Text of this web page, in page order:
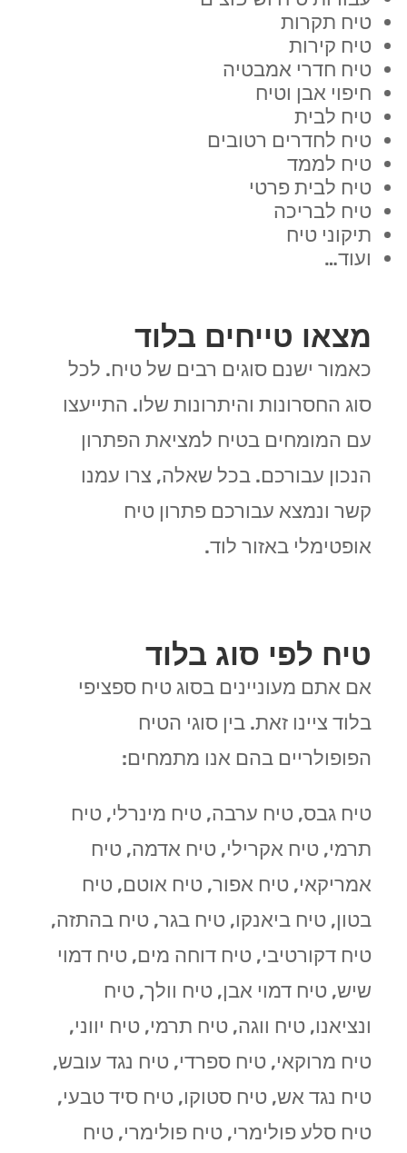
טיח תקרות
טיח קירות
טיח חדרי אמבטיה
חיפוי אבן וטיח
טיח לבית
טיח לחדרים רטובים
טיח לממד
טיח לבית פרטי
טיח לבריכה
תיקוני טיח
ועוד…
מצאו טייחים בלוד
כאמור ישנם סוגים רבים של טיח. לכל
סוג החסרונות והיתרונות שלו. התייעצו
עם המומחים בטיח למציאת הפתרון
הנכון עבורכם. בכל שאלה, צרו עמנו
קשר ונמצא עבורכם פתרון טיח
אופטימלי באזור לוד.
טיח לפי סוג בלוד
אם אתם מעוניינים בסוג טיח ספציפי
בלוד ציינו זאת. בין סוגי הטיח
הפופולריים בהם אנו מתמחים:
טיח גבס, טיח ערבה, טיח מינרלי, טיח
תרמי, טיח אקרילי, טיח אדמה, טיח
אמריקאי, טיח אפור, טיח אוטם, טיח
בטון, טיח ביאנקו, טיח בגר, טיח בהתזה,
טיח דקורטיבי, טיח דוחה מים, טיח דמוי
שיש, טיח דמוי אבן, טיח וולך, טיח
ונציאנו, טיח ווגה, טיח תרמי, טיח יווני,
טיח מרוקאי, טיח ספרדי, טיח נגד עובש,
טיח נגד אש, טיח סטוקו, טיח סיד טבעי,
טיח סלע פולימרי, טיח פולימרי, טיח